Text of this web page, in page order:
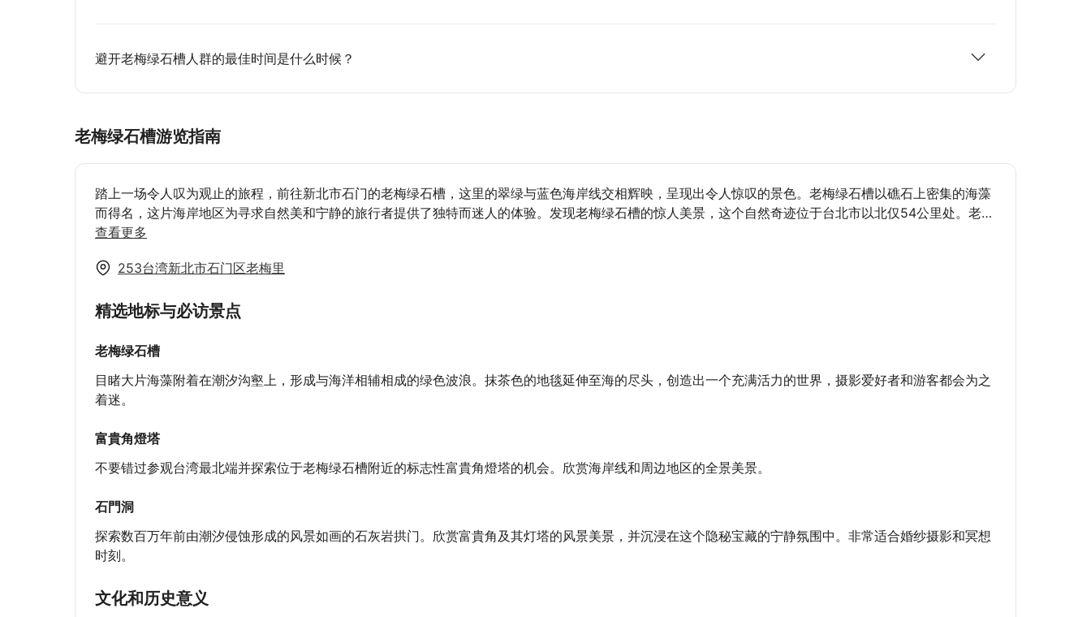
避开老梅绿石槽人群的最佳时间是什么时候？
老梅绿石槽游览指南
踏上一场令人叹为观止的旅程，前往新北市石门的老梅绿石槽，这里的翠绿与蓝色海岸线交相辉映，呈现出令人惊叹的景色。老梅绿石槽以礁石上密集的海藻
而得名，这片海岸地区为寻求自然美和宁静的旅行者提供了独特而迷人的体验。发现老梅绿石槽的惊人美景，这个自然奇迹位于台北市以北仅54公里处。老梅
村郊区的这片令人惊叹的岩石礁是台湾寻求独特景观和令人难以置信的景色的旅行者必去之地。远离人群，探索新北市的老梅绿石槽和石门洞的隐秘宝藏。这
查看更多
253台湾新北市石门区老梅里
精选地标与必访景点
老梅绿石槽
目睹大片海藻附着在潮汐沟壑上，形成与海洋相辅相成的绿色波浪。抹茶色的地毯延伸至海的尽头，创造出一个充满活力的世界，摄影爱好者和游客都会为之
着迷。
富貴角燈塔
不要错过参观台湾最北端并探索位于老梅绿石槽附近的标志性富貴角燈塔的机会。欣赏海岸线和周边地区的全景美景。
石門洞
探索数百万年前由潮汐侵蚀形成的风景如画的石灰岩拱门。欣赏富貴角及其灯塔的风景美景，并沉浸在这个隐秘宝藏的宁静氛围中。非常适合婚纱摄影和冥想
时刻。
文化和历史意义